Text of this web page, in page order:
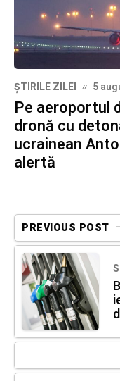
ȘTIRILE ZILEI 5
Pe aeroportul
dronă cu
ucrainean
alertă
PREVIOUS POST